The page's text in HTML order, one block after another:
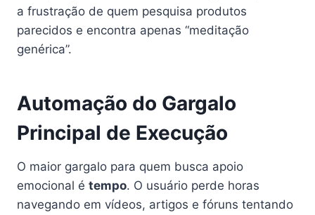
a frustração de quem pesquisa produtos
parecidos e encontra apenas “meditação
genérica”.
Automação do Gargalo
Principal de Execução
O maior gargalo para quem busca apoio
emocional é tempo. O usuário perde horas
navegando em vídeos, artigos e fóruns tentando